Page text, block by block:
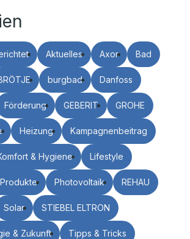
Aktuelles Axor Bad
burgbad Danfoss
Förderung GEBERIT GROHE
Heizung Kampagnenbeitrag
& Hygiene Lifestyle
Photovoltaik REHAU
Solar STIEBEL ELTRON
& Zukunft Tipps & Tricks